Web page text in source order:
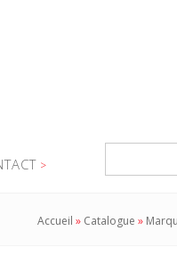
Accueil » Catalogue »